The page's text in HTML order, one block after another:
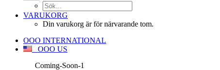
VARUKORG
Din varukorg är för närvarande tom.
OOO INTERNATIONAL
OOO US
Coming-Soon-1